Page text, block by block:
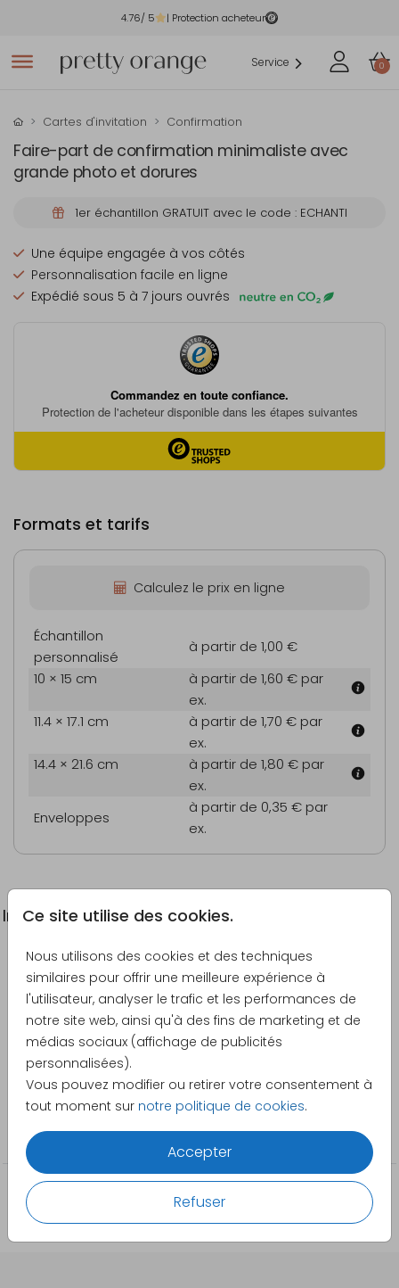
4.76/ 5 | Protection acheteur
Service 0
Ce site utilise des cookies.
Nous utilisons des cookies et des techniques
similaires pour offrir une meilleure expérience à
l'utilisateur, analyser le trafic et les performances de
notre site web, ainsi qu'à des fins de marketing et de
médias sociaux (affichage de publicités
personnalisées).
Vous pouvez modifier ou retirer votre consentement à
tout moment sur notre politique de cookies.
Accepter
Refuser
Cartes d'invitation Confirmation
Faire-part de confirmation minimaliste avec
grande photo et dorures
1er échantillon GRATUIT avec le code : ECHANTI
Une équipe engagée à vos côtés
Personnalisation facile en ligne
Expédié sous 5 à 7 jours ouvrés
Formats et tarifs
Calculez le prix en ligne
Échantillon
personnalisé
à partir de 1,00 €
10 × 15 cm
à partir de 1,60 € par
ex.
11.4 × 17.1 cm
à partir de 1,70 € par
ex.
14.4 × 21.6 cm
à partir de 1,80 € par
ex.
Enveloppes
à partir de 0,35 € par
ex.
Informations du produit
Description
Faire-part de confirmation minimaliste avec grande
photo et dorures.
Créateur
Made for Moments
Catégorie
Confirmation